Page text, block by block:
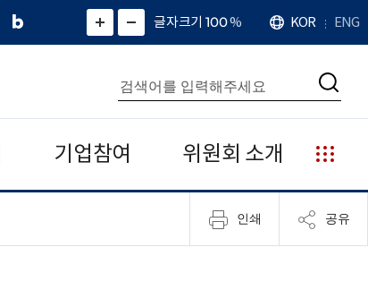
네
그
)
화
면
면
소
확
대
치
글자크기 100%
언
어
KOR ENG
통
합
검
색
검
기업참여 위원회 소개
누
리
집
안
인쇄 공유